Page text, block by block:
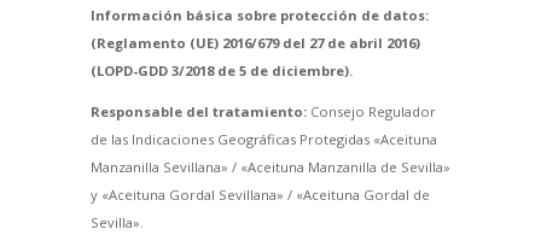
Información básica sobre protección de datos:
(Reglamento (UE) 2016/679 del 27 de abril 2016)
(LOPD-GDD 3/2018 de 5 de diciembre).
Responsable del tratamiento:Consejo Regulador
de las Indicaciones Geográficas Protegidas «Aceituna
Manzanilla Sevillana» / «Aceituna Manzanilla de Sevilla»
y «Aceituna Gordal Sevillana» / «Aceituna Gordal de
Sevilla».